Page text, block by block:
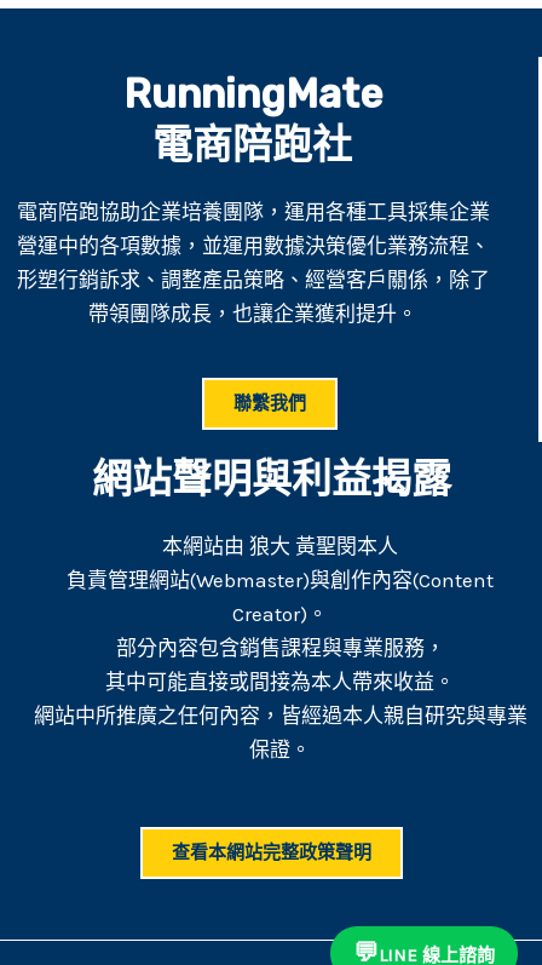
RunningMate
電商陪跑社
電商陪跑協助企業培養團隊，運用各種工具採集企業
營運中的各項數據，並運用數據決策優化業務流程、
形塑行銷訴求、調整產品策略、經營客戶關係，除了
帶領團隊成長，也讓企業獲利提升。
聯繫我們
網站聲明與利益揭露
本網站由 狼大 黃聖閔本人
負責管理網站(Webmaster)與創作內容(Content
Creator)。
部分內容包含銷售課程與專業服務，
其中可能直接或間接為本人帶來收益。
網站中所推廣之任何內容，皆經過本人親自研究與專業
保證。
查看本網站完整政策聲明
💬LINE 線上諮詢